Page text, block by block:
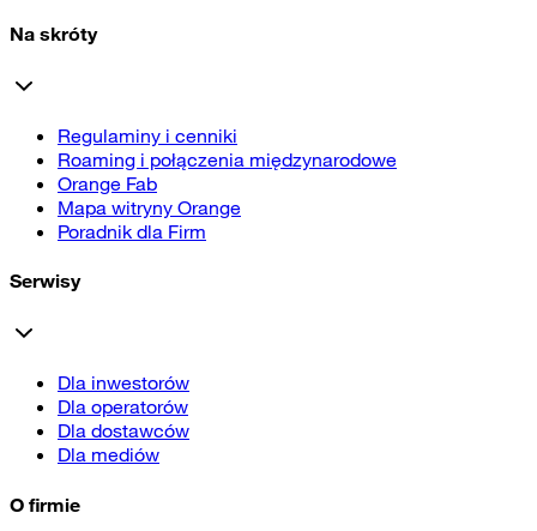
Na skróty
Regulaminy i cenniki
Roaming i połączenia międzynarodowe
Orange Fab
Mapa witryny Orange
Poradnik dla Firm
Serwisy
Dla inwestorów
Dla operatorów
Dla dostawców
Dla mediów
O firmie